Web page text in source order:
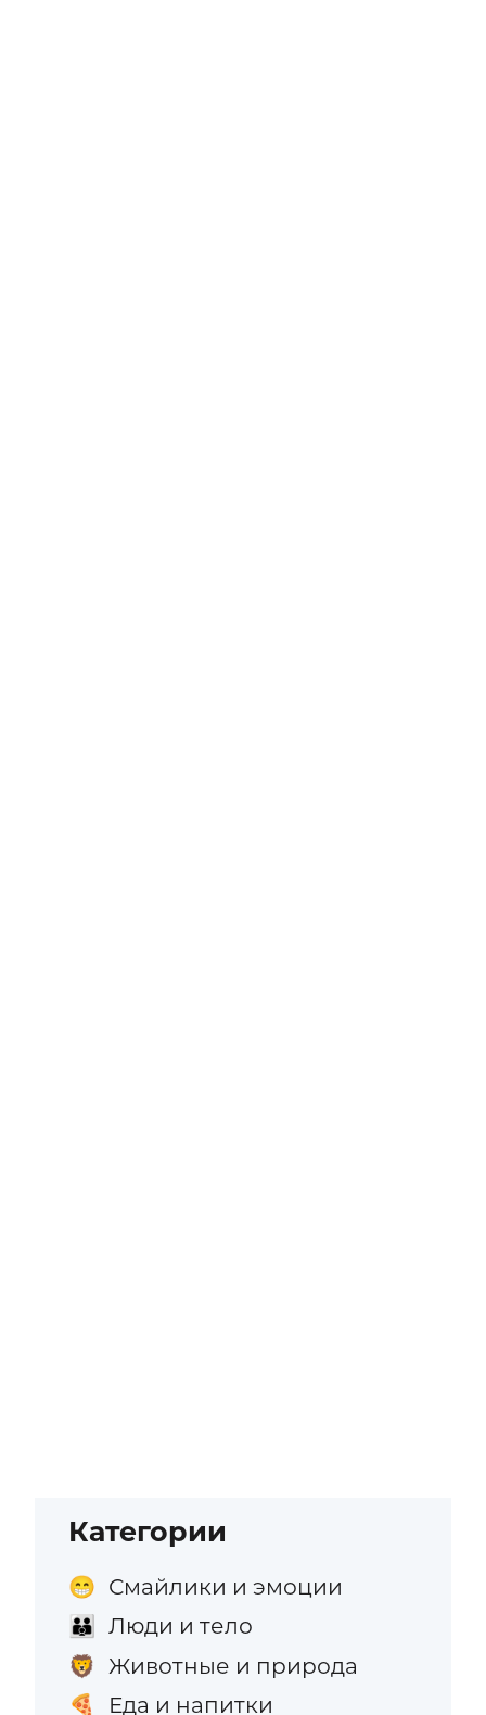
Категории
😁 Смайлики и эмоции
👪 Люди и тело
🦁 Животные и природа
🍕 Еда и напитки